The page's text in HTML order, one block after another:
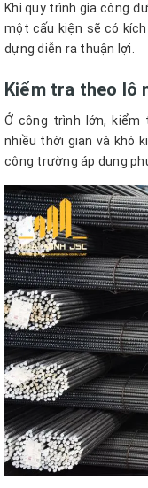
Khi quy trình gia công
một cấu kiện sẽ có
dựng diễn ra thuận lợi.
Kiểm tra theo lô
Ở công trình lớn,
nhiều thời gian và khó
công trường áp dụng